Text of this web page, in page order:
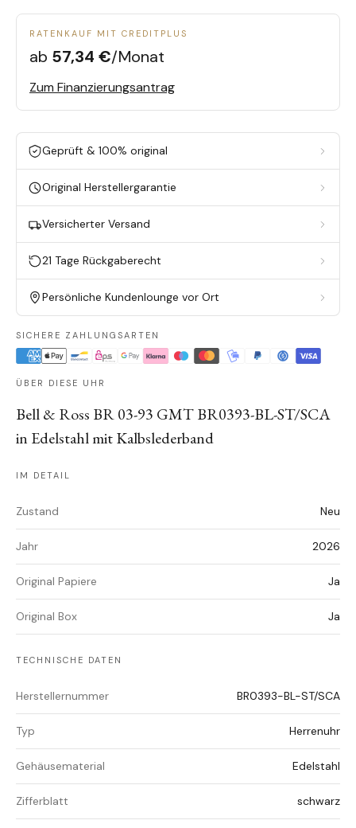
RATENKAUF MIT CREDITPLUS
ab 57,34 €/Monat
Zum Finanzierungsantrag
Geprüft & 100% original
Original Herstellergarantie
Versicherter Versand
21 Tage Rückgaberecht
Persönliche Kundenlounge vor Ort
SICHERE ZAHLUNGSARTEN
ÜBER DIESE UHR
Bell & Ross BR 03-93 GMT BR0393-BL-ST/SCA
in Edelstahl mit Kalbslederband
IM DETAIL
Zustand Neu
Jahr 2026
Original Papiere Ja
Original Box Ja
TECHNISCHE DATEN
Herstellernummer BR0393-BL-ST/SCA
Typ Herrenuhr
Gehäusematerial Edelstahl
Zifferblatt schwarz